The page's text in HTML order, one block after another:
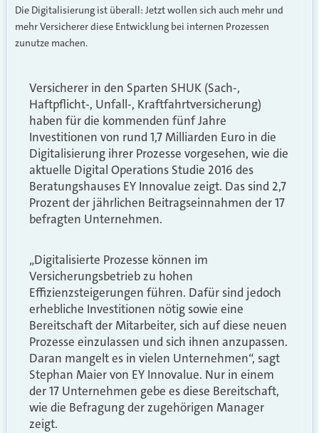
Die Digitalisierung ist überall: Jetzt wollen sich auch mehr und
mehr Versicherer diese Entwicklung bei internen Prozessen
zunutze machen.
Versicherer in den Sparten SHUK (Sach-,
Haftpflicht-, Unfall-, Kraftfahrtversicherung)
haben für die kommenden fünf Jahre
Investitionen von rund 1,7 Milliarden Euro in die
Digitalisierung ihrer Prozesse vorgesehen, wie die
aktuelle Digital Operations Studie 2016 des
Beratungshauses EY Innovalue zeigt. Das sind 2,7
Prozent der jährlichen Beitragseinnahmen der 17
befragten Unternehmen.
„Digitalisierte Prozesse können im
Versicherungsbetrieb zu hohen
Effizienzsteigerungen führen. Dafür sind jedoch
erhebliche Investitionen nötig sowie eine
Bereitschaft der Mitarbeiter, sich auf diese neuen
Prozesse einzulassen und sich ihnen anzupassen.
Daran mangelt es in vielen Unternehmen“, sagt
Stephan Maier von EY Innovalue. Nur in einem
der 17 Unternehmen gebe es diese Bereitschaft,
wie die Befragung der zugehörigen Manager
zeigt.